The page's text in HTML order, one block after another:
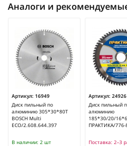
Аналоги и
Артикул: 16949
Диск пильный по
алюминию 305*30*80T
BOSCH Multi
ECO/2.608.644.397
В наличии: 2 шт
Артикул: 24926
Диск пильный
алюминию
185*30/20/
ПРАКТИКА/
Поставка: 2–3